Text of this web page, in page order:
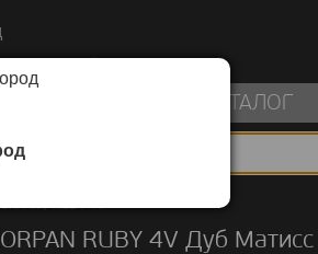
ПОКРЫТИЙ
КАТАЛОГ
/RUBY 4V
RUBY 4V Дуб Матисс